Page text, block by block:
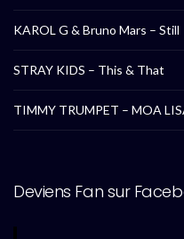
KAROL G & Bruno Mars – Still
STRAY KIDS – This & That
TIMMY TRUMPET – MOA
Deviens Fan sur